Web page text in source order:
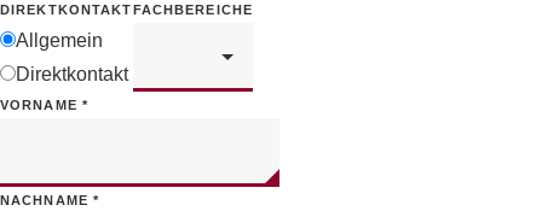
DIREKTKONTAKT
Allgemein
Direktkontakt
FACHBEREICHE
VORNAME *
NACHNAME*